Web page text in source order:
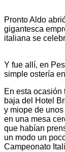
Pronto Aldo
gigantesca
italiana se
Y fue allí, en
simple ostería
En esta
baja del Hotel
y miope de
en una mesa
que habían
un modo un
Campeonato